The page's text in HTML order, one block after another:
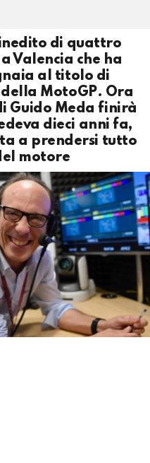
di quattro
Valencia che ha
al titolo di
MotoGP. Ora
Guido Meda finirà
dieci anni fa,
a prendersi tutto
motore